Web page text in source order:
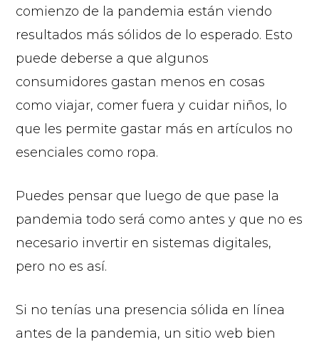
comienzo de la pandemia están viendo
resultados más sólidos de lo esperado. Esto
puede deberse a que algunos
consumidores gastan menos en cosas
como viajar, comer fuera y cuidar niños, lo
que les permite gastar más en artículos no
esenciales como ropa.
Puedes pensar que luego de que pase la
pandemia todo será como antes y que no es
necesario invertir en sistemas digitales,
pero no es así.
Si no tenías una presencia sólida en línea
antes de la pandemia, un sitio web bien